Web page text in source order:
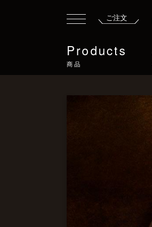
ご注文
Products
商品